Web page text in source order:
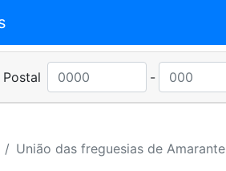
-
União das freguesias de